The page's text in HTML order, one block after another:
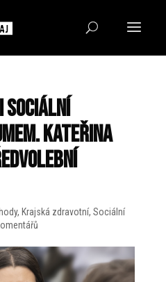
sociální
Kateřina
, Krajská zdravotní, Sociální